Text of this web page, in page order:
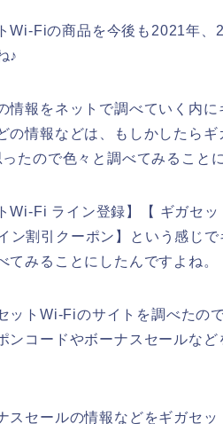
Wi-Fiの商品を今後も2021年、
♪
情報をネットで調べていく内
の情報などは、もしかしたら
たので色々と調べてみること
Wi-Fi ライン登録】【 ギガセ
ン割引クーポン】という感じ
てみることにしたんですよね。
ットWi-Fiのサイトを調べたの
ンコードやボーナスセールな
スセールの情報などをギガセ